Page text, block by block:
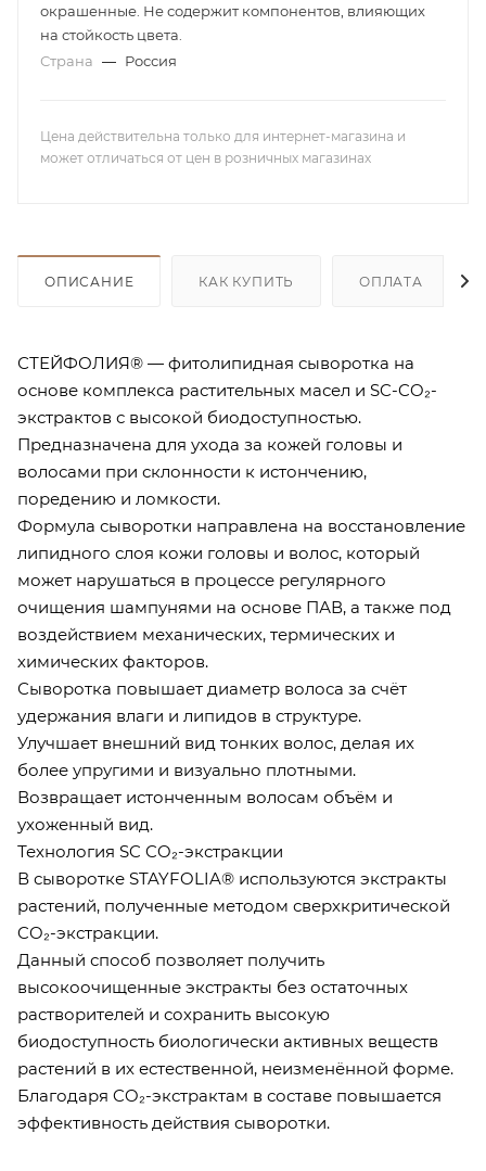
окрашенные. Не содержит компонентов, влияющих
на стойкость цвета.
Страна — Россия
Цена действительна только для интернет-магазина и
может отличаться от цен в розничных магазинах
ОПИСАНИЕ КАК КУПИТЬ ОПЛАТА
СТЕЙФОЛИЯ® — фитолипидная сыворотка на
основе комплекса растительных масел и SC-CO₂-
экстрактов с высокой биодоступностью.
Предназначена для ухода за кожей головы и
волосами при склонности к истончению,
поредению и ломкости.
Формула сыворотки направлена на восстановление
липидного слоя кожи головы и волос, который
может нарушаться в процессе регулярного
очищения шампунями на основе ПАВ, а также под
воздействием механических, термических и
химических факторов.
Сыворотка повышает диаметр волоса за счёт
удержания влаги и липидов в структуре.
Улучшает внешний вид тонких волос, делая их
более упругими и визуально плотными.
Возвращает истонченным волосам объём и
ухоженный вид.
Технология SC CO₂-экстракции
В сыворотке STAYFOLIA® используются экстракты
растений, полученные методом сверхкритической
CO₂-экстракции.
Данный способ позволяет получить
высокоочищенные экстракты без остаточных
растворителей и сохранить высокую
биодоступность биологически активных веществ
растений в их естественной, неизменённой форме.
Благодаря CO₂-экстрактам в составе повышается
эффективность действия сыворотки.